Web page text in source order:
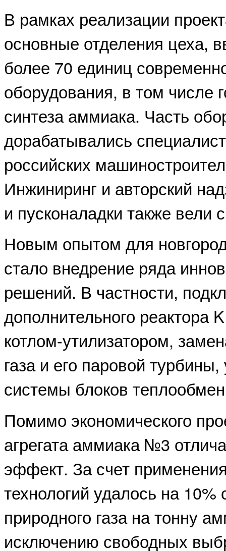
В рамках реализации
основные отделения цеха,
более 70 единиц
оборудования, в том числе
синтеза аммиака. Часть
дорабатывались
российских
Инжиниринг и авторский
и пусконаладки также вели
Новым опытом для
стало внедрение ряда
решений. В частности,
дополнительного реактора
котлом-утилизатором,
газа и его паровой
системы блоков
Помимо экономического
агрегата аммиака №3
эффект. За счет
технологий удалось на 10%
природного газа на тонну
исключению свободных